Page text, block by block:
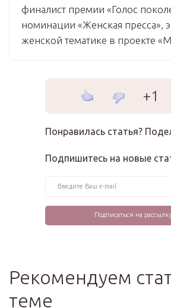
финалист премии «Голос
номинации «Женская пресса»,
женской тематике в проекте
+1
Понравилась статья?
Подпишитесь на новые
Рекомендуем
теме